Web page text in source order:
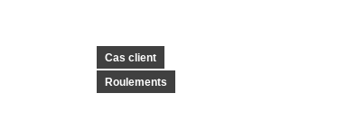
Cas client
Roulements